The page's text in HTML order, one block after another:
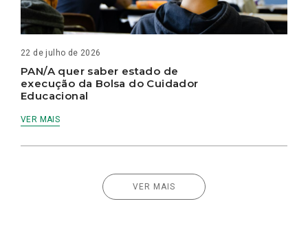
22 de julho de 2026
PAN/A quer saber estado de
execução da Bolsa do Cuidador
Educacional
VER MAIS
VER MAIS